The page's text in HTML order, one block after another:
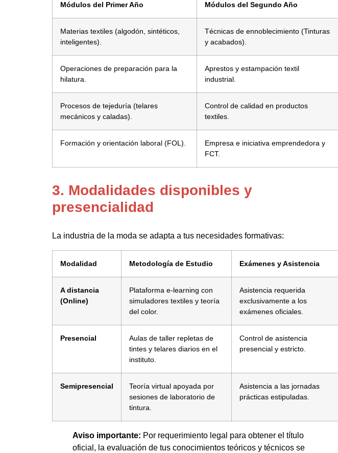
Módulos del Primer Año Módulos del Segundo Año
Materias textiles (algodón, sintéticos,
inteligentes).
Técnicas de ennoblecimiento (Tinturas
y acabados).
Operaciones de preparación para la
hilatura.
Aprestos y estampación textil
industrial.
Procesos de tejeduría (telares
mecánicos y caladas).
Control de calidad en productos
textiles.
Formación y orientación laboral (FOL).
Empresa e iniciativa emprendedora y
FCT.
3. Modalidades disponibles y
presencialidad
La industria de la moda se adapta a tus necesidades formativas:
Modalidad Metodología de Estudio Exámenes y Asistencia
A distancia
(Online)
Plataforma e-learning con
simuladores textiles y teoría
del color.
Asistencia requerida
exclusivamente a los
exámenes oficiales.
Presencial
Aulas de taller repletas de
tintes y telares diarios en el
instituto.
Control de asistencia
presencial y estricto.
Semipresencial
Teoría virtual apoyada por
sesiones de laboratorio de
tintura.
Asistencia a las jornadas
prácticas estipuladas.
Aviso importante: Por requerimiento legal para obtener el título
oficial, la evaluación de tus conocimientos teóricos y técnicos se